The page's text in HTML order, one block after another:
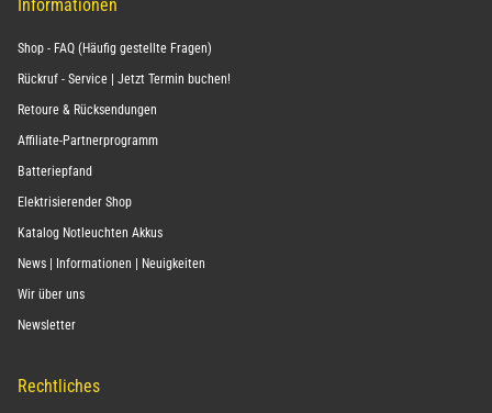
Informationen
Shop - FAQ (Häufig gestellte Fragen)
Rückruf - Service | Jetzt Termin buchen!
Retoure & Rücksendungen
Affiliate-Partnerprogramm
Batteriepfand
Elektrisierender Shop
Katalog Notleuchten Akkus
News | Informationen | Neuigkeiten
Wir über uns
Newsletter
Rechtliches